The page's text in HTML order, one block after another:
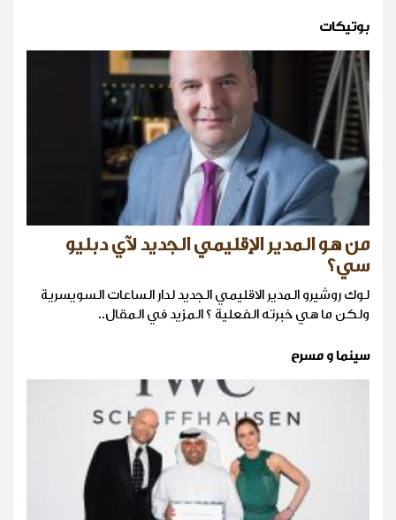
بوتيكات
من هو المدير الإقليمي الجديد لآي دبليو
سي؟
لوك روشيرو المدير الاقليمي الجديد لدار الساعات السويسرية
ولكن ما هي خبرته الفعلية ؟ المزيد في المقال..
سينما و مسرح